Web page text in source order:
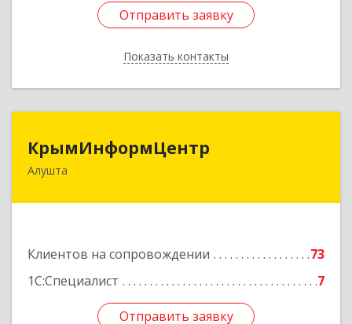
Отправить заявку
Показать контакты
Отправить заявку
Назад
КрымИнформЦентр
Алушта
Клиентов на сопровождении
73
1С:Специалист
7
Отправить заявку
298500, Крым Респ, Алушта г, Горького ул, дом
Отправить заявку